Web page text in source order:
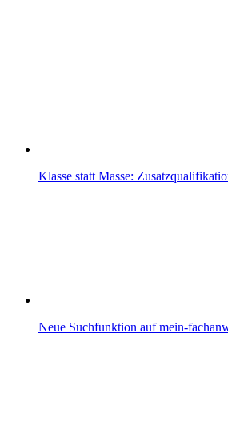
Klasse statt Masse:
Neue Suchfunktion auf mein-